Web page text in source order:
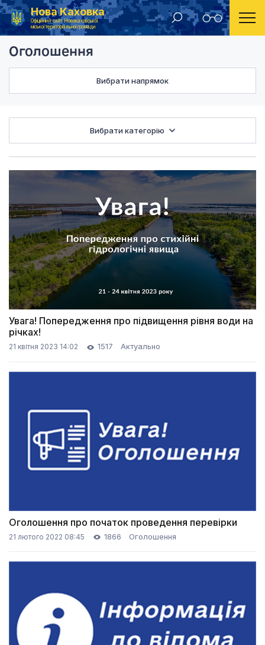
Нова Каховка
Офіційний сайт Новокаховської
міської територіальної громади
Головна Оголошення
Оголошення
Вибрати напрямок
Вибрати категорію
Увага! Попередження про підвищення рівня води на
річках!
21 квітня 2023 14:02 1517 Актуально
Оголошення про початок проведення перевірки
21 лютого 2022 08:45 1866 Оголошення